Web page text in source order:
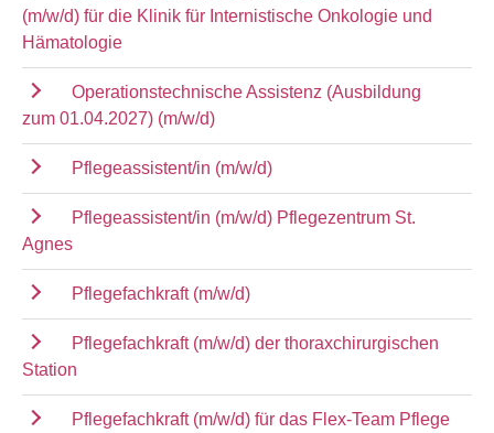
(m/w/d) für die Klinik für Internistische Onkologie und
Hämatologie
Operationstechnische Assistenz (Ausbildung
zum 01.04.2027) (m/w/d)
Pflegeassistent/in (m/w/d)
Pflegeassistent/in (m/w/d) Pflegezentrum St.
Agnes
Pflegefachkraft (m/w/d)
Pflegefachkraft (m/w/d) der thoraxchirurgischen
Station
Pflegefachkraft (m/w/d) für das Flex-Team Pflege